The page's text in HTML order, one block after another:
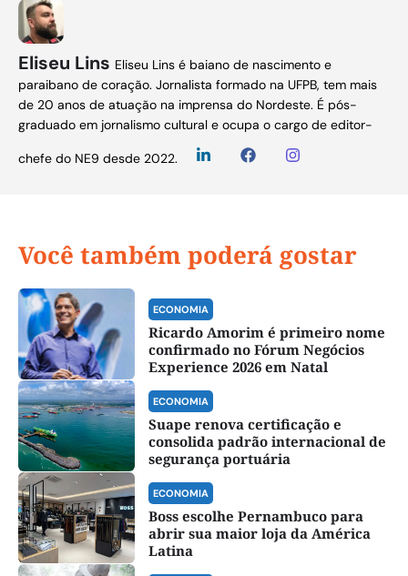
Eliseu Lins Eliseu Lins é baiano de nascimento e
paraibano de coração. Jornalista formado na UFPB, tem mais
de 20 anos de atuação na imprensa do Nordeste. É pós-
graduado em jornalismo cultural e ocupa o cargo de editor-
chefe do NE9 desde 2022.
Você também poderá gostar
ECONOMIA
Ricardo Amorim é primeiro nome
confirmado no Fórum Negócios
Experience 2026 em Natal
ECONOMIA
Suape renova certificação e
consolida padrão internacional de
segurança portuária
ECONOMIA
Boss escolhe Pernambuco para
abrir sua maior loja da América
Latina